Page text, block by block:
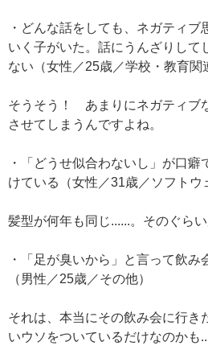
・どんな話をしても、ネガティブ
いく子がいた。話にうんざりして
ない（女性／25歳／学校・教育関
そうそう！ あまりにネガティブ
させてしまうんですよね。
・「どうせ似合わないし」が口
けている（女性／31歳／ソフトウ
髪型が何年も同じ......。そのぐら
・「足が臭いから」と言って飲み
（男性／25歳／その他）
それは、本当にその飲み会に行き
いウソをついているだけなのかも